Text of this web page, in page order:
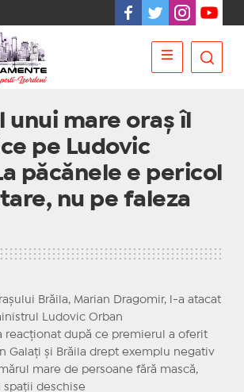
unui mare oraş îl
pe Ludovic
păcănele e pericol
nu pe faleza
Brăila, Marian Dragomir, l-a atacat
Ludovic Orban
reacţionat după ce premierul a oferit
Galaţi şi Brăila drept exemplu negativ
mare de persoane fără mască,
spaţii deschise